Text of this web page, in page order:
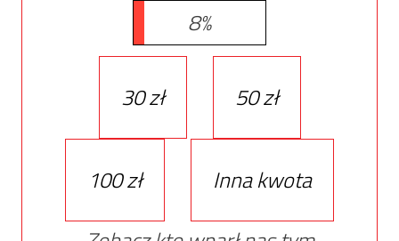
8%
30 zł 50 zł
100 zł
Inna kwota